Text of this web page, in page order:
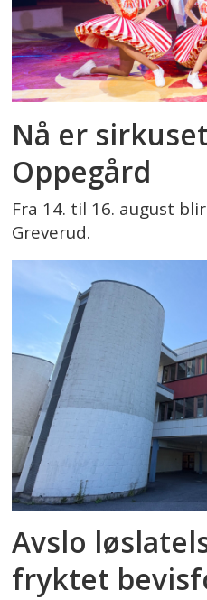
Nå er
Oppegård
Fra 14. til 16. august
Greverud.
Avslo
fryktet